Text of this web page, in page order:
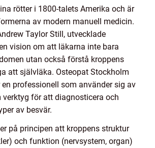
rötter i 1800-talets Amerika och är
av modern manuell medicin.
Taylor Still, utvecklade
vision om att läkarna inte bara
utan också förstå kroppens
att självläka. Osteopat Stockholm
professionell som använder sig av
verktyg för att diagnosticera och
av besvär.
på principen att kroppens struktur
och funktion (nervsystem, organ)